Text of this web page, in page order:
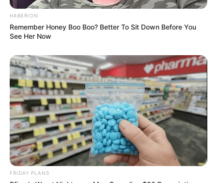
ΤΑΥΤΟΤΗΤΑ ΚΑΙ ΕΠΙΚΟΙΝΩΝΙΑ
HABERION
Remember Honey Boo Boo? Better To Sit Down Before You
See Her Now
FRIDAY PLANS